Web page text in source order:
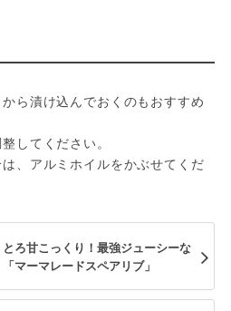
ら漬け込んでおくのもおすすめ
してください。
、アルミホイルをかぶせてくだ
とろ甘こっくり！最強ジューシーな
「マーマレードスペアリブ」